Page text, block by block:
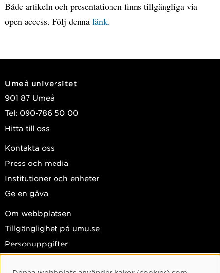
Både artikeln och presentationen finns tillgängliga via
open access. Följ denna länk.
Umeå universitet
901 87 Umeå
Tel: 090-786 50 00
Hitta till oss
Kontakta oss
Press och media
Institutioner och enheter
Ge en gåva
Om webbplatsen
Tillgänglighet på umu.se
Personuppgifter